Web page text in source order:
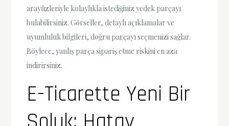
arayüzleriyle kolaylıkla istediğiniz yedek parçayı
bulabilirsiniz. Görseller, detaylı açıklamalar ve
uyumluluk bilgileri, doğru parçayı seçmenizi sağlar.
Böylece, yanlış parça sipariş etme riskini en aza
indirirsiniz.
E-Ticarette Yeni Bir